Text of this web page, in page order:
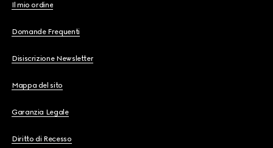
Il mio ordine
Domande Frequenti
Disiscrizione Newsletter
Mappa del sito
Garanzia Legale
Diritto di Recesso